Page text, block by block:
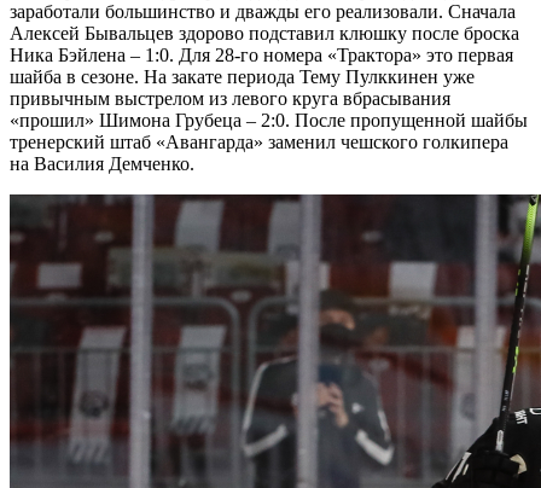
заработали большинство и дважды его реализовали. Сначала
Алексей Бывальцев здорово подставил клюшку после броска
Ника Бэйлена – 1:0. Для 28-го номера «Трактора» это первая
шайба в сезоне. На закате периода Тему Пулккинен уже
привычным выстрелом из левого круга вбрасывания
«прошил» Шимона Грубеца – 2:0. После пропущенной шайбы
тренерский штаб «Авангарда» заменил чешского голкипера
на Василия Демченко.